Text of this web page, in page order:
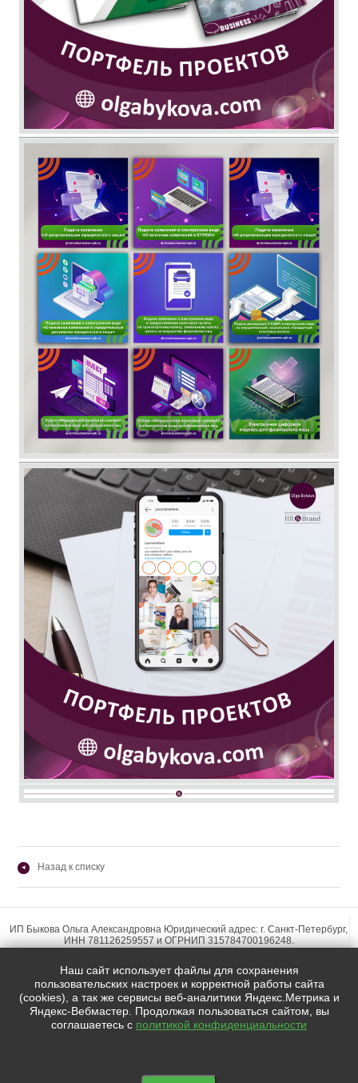
◂ Назад к списку
ИП Быкова Ольга Александровна Юридический адрес: г. Санкт-Петербург,
ИНН 781126259557 и ОГРНИП 315784700196248.
Мы в социальных сетях:
Наш сайт использует файлы для сохранения
пользовательских настроек и корректной работы сайта
(cookies), а так же сервисы веб-аналитики Яндекс.Метрика и
Яндекс-Вебмастер. Продолжая пользоваться сайтом, вы
соглашаетесь с политикой конфиденциальности